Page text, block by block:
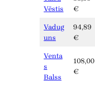
Vēstis
€
Vadug
uns
94,89
€
Venta
s
Balss
108,00
€